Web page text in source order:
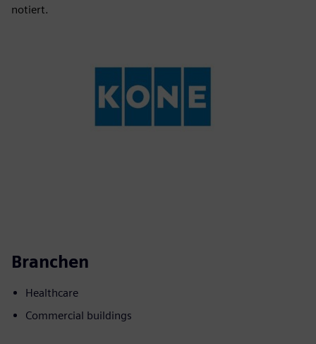
notiert.
Branchen
Healthcare
Commercial buildings